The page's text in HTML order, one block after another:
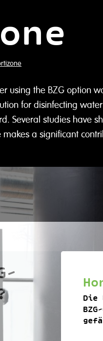
using the BZG option
for disinfecting
Several studies have
a significant
Die